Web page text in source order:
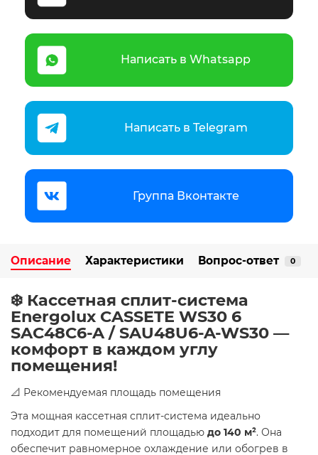
Написать в Whatsapp
Написать в Telegram
Группа Вконтакте
Описание Характеристики Вопрос-ответ 0
❄️ Кассетная сплит-система
Energolux CASSETE WS30 6
SAC48C6-A / SAU48U6-A-WS30 —
комфорт в каждом углу
помещения!
📐 Рекомендуемая площадь помещения
Эта мощная кассетная сплит-система идеально
подходит для помещений площадью до 140 м². Она
обеспечит равномерное охлаждение или обогрев в